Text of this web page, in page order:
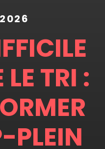
LE TRI :
PLEIN